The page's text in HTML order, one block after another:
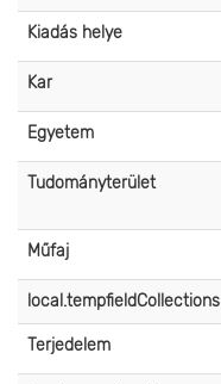
Kiadás helye
Kar
Egyetem
Tudományterület
Műfaj
local.tempfieldCollections
Terjedelem